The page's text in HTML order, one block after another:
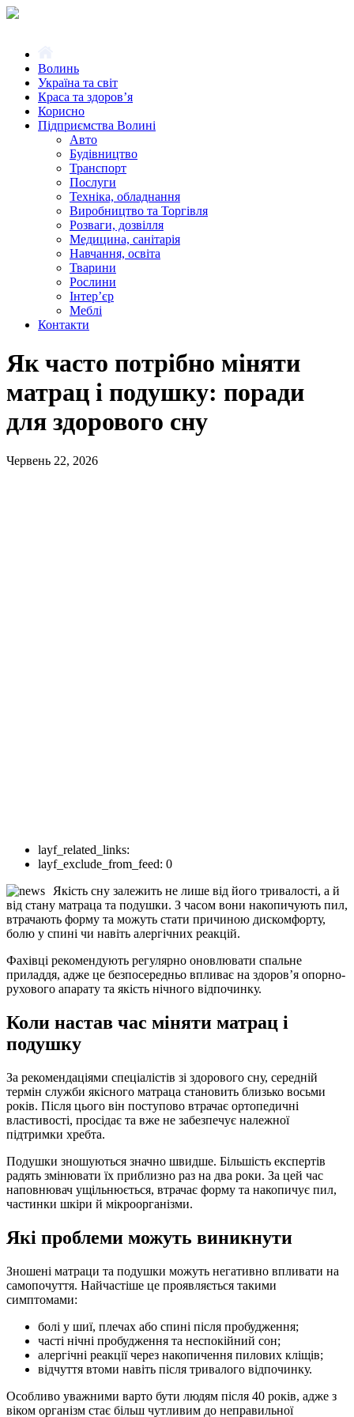
Волинь
Україна та світ
Краса та здоров’я
Корисно
Підприємства Волині
Авто
Будівництво
Транспорт
Послуги
Техніка, обладнання
Виробництво та Торгівля
Розваги, дозвілля
Медицина, санітарія
Навчання, освіта
Тварини
Рослини
Інтер’єр
Меблі
Контакти
Як часто потрібно міняти
матрац і подушку: поради
для здорового сну
Червень 22, 2026
layf_related_links:
layf_exclude_from_feed: 0
Якість сну залежить не лише від його тривалості, а й
від стану матраца та подушки. З часом вони накопичують пил,
втрачають форму та можуть стати причиною дискомфорту,
болю у спині чи навіть алергічних реакцій.
Фахівці рекомендують регулярно оновлювати спальне
приладдя, адже це безпосередньо впливає на здоров’я опорно-
рухового апарату та якість нічного відпочинку.
Коли настав час міняти матрац і
подушку
За рекомендаціями спеціалістів зі здорового сну, середній
термін служби якісного матраца становить близько восьми
років. Після цього він поступово втрачає ортопедичні
властивості, просідає та вже не забезпечує належної
підтримки хребта.
Подушки зношуються значно швидше. Більшість експертів
радять змінювати їх приблизно раз на два роки. За цей час
наповнювач ущільнюється, втрачає форму та накопичує пил,
частинки шкіри й мікроорганізми.
Які проблеми можуть виникнути
Зношені матраци та подушки можуть негативно впливати на
самопочуття. Найчастіше це проявляється такими
симптомами:
болі у шиї, плечах або спині після пробудження;
часті нічні пробудження та неспокійний сон;
алергічні реакції через накопичення пилових кліщів;
відчуття втоми навіть після тривалого відпочинку.
Особливо уважними варто бути людям після 40 років, адже з
віком організм стає більш чутливим до неправильної